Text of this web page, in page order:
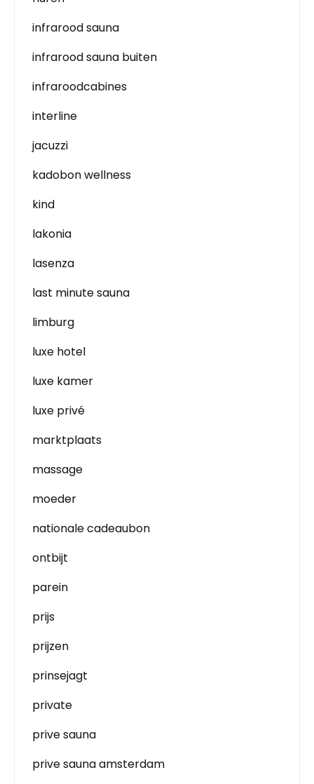
infrarood sauna
infrarood sauna buiten
infraroodcabines
interline
jacuzzi
kadobon wellness
kind
lakonia
lasenza
last minute sauna
limburg
luxe hotel
luxe kamer
luxe privé
marktplaats
massage
moeder
nationale cadeaubon
ontbijt
parein
prijs
prijzen
prinsejagt
private
prive sauna
prive sauna amsterdam